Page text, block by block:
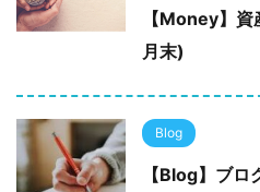
【Money】
月末)
Blog
【Blog】ブ